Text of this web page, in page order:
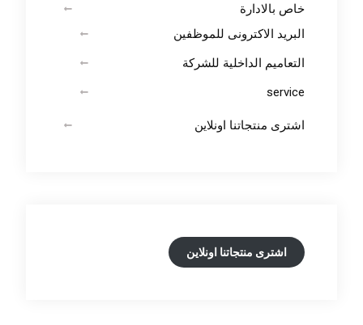
خاص بالادارة
البريد الاكترونى للموظفين
التعاميم الداخلية للشركة
service
اشترى منتجاتنا اونلاين
اشترى منتجاتنا اونلاين